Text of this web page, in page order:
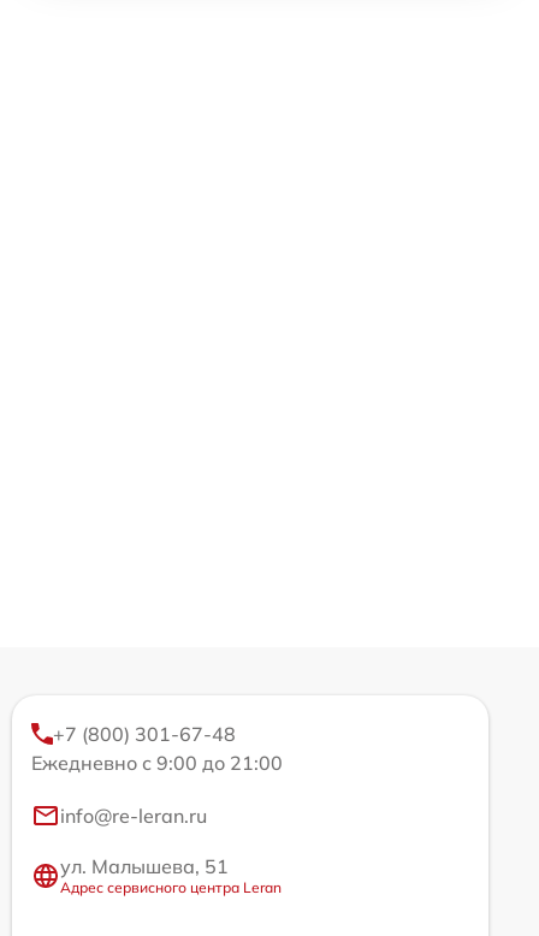
+7 (800) 301-67-48
Ежедневно с 9:00 до 21:00
info@re-leran.ru
ул. Малышева, 51
Адрес сервисного центра Leran